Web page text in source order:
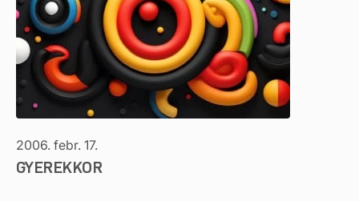
2006. febr. 17.
GYEREKKOR